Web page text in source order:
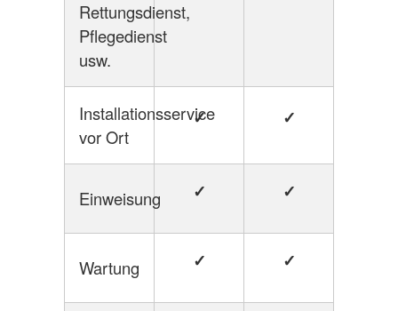
Rettungsdienst,
Pflegedienst
usw.
Installationsservice
vor Ort
✓ ✓
Einweisung ✓ ✓
Wartung ✓ ✓